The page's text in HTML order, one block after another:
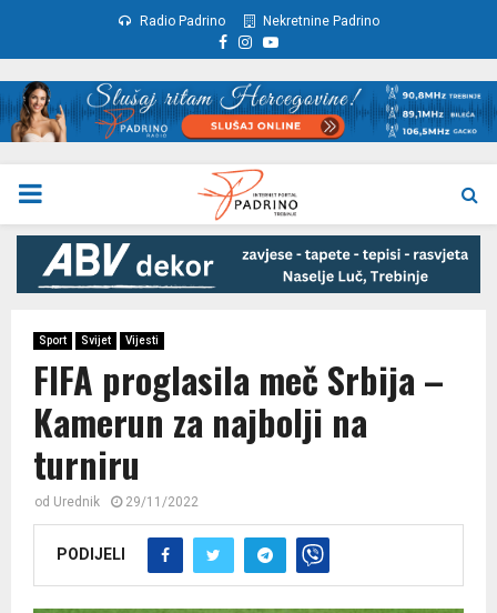
Radio Padrino Nekretnine Padrino
Facebook
Instagram
Youtube
PRIMARY
MENU
Sport Svijet Vijesti
FIFA proglasila meč Srbija –
Kamerun za najbolji na
turniru
od Urednik 29/11/2022
PODIJELI